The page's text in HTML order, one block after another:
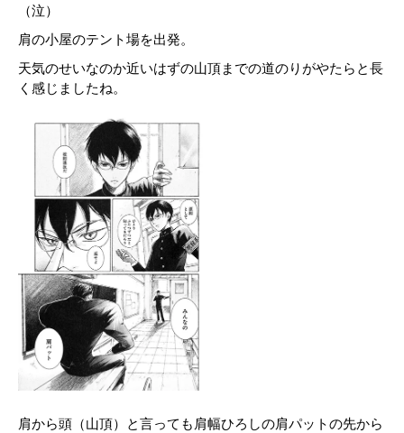
（泣）
肩の小屋のテント場を出発。
天気のせいなのか近いはずの山頂までの道のりがやたらと長
く感じましたね。
肩から頭（山頂）と言っても肩幅ひろしの肩パットの先から